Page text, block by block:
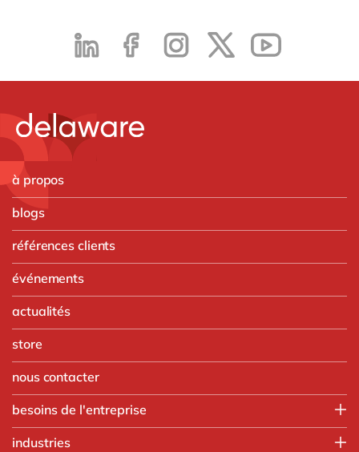
à propos
blogs
références clients
événements
actualités
store
nous contacter
besoins de l'entreprise
industries